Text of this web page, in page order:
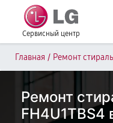
Сервисный центр
Главная / Ремонт
Ремонт
FH4U1TBS4